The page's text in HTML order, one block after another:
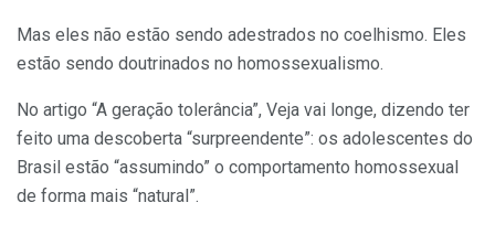
Mas eles não estão sendo adestrados no coelhismo. Eles
estão sendo doutrinados no homossexualismo.
No artigo “A geração tolerância”, Veja vai longe, dizendo ter
feito uma descoberta “surpreendente”: os adolescentes do
Brasil estão “assumindo” o comportamento homossexual
de forma mais “natural”.